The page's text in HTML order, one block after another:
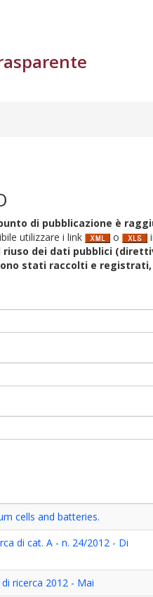
punto di pubblicazione è
utilizzare i link
o
dei dati pubblici
stati raccolti e
cells and batteries.
di cat. A - n. 24/2012 - Di
ricerca 2012 - Mai